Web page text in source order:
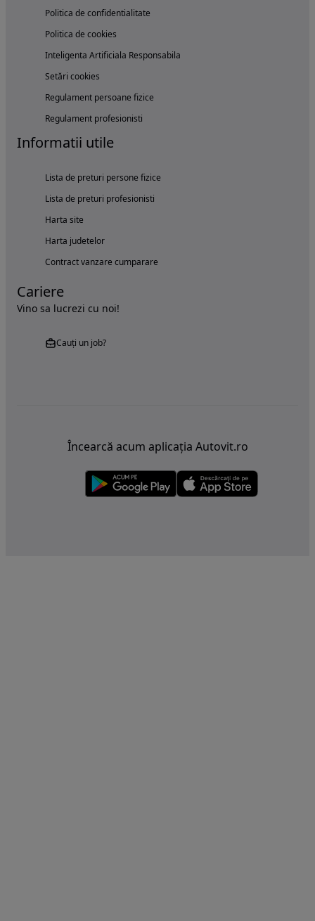
Politica de confidentialitate
Politica de cookies
Inteligenta Artificiala Responsabila
Setări cookies
Regulament persoane fizice
Regulament profesionisti
Informatii utile
Lista de preturi persone fizice
Lista de preturi profesionisti
Harta site
Harta judetelor
Contract vanzare cumparare
Cariere
Vino sa lucrezi cu noi!
Cauți un job?
Încearcă acum aplicația Autovit.ro